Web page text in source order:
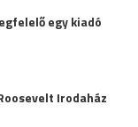
egy kiadó
Irodaház